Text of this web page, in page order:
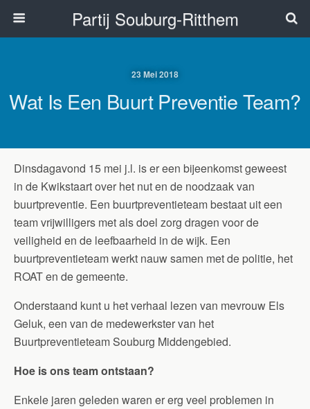
Partij Souburg-Ritthem
23 Mei 2018
Wat Is Een Buurt Preventie Team?
Dinsdagavond 15 mei j.l. is er een bijeenkomst geweest
in de Kwikstaart over het nut en de noodzaak van
buurtpreventie. Een buurtpreventieteam bestaat uit een
team vrijwilligers met als doel zorg dragen voor de
veiligheid en de leefbaarheid in de wijk. Een
buurtpreventieteam werkt nauw samen met de politie, het
ROAT en de gemeente.
Onderstaand kunt u het verhaal lezen van mevrouw Els
Geluk, een van de medewerkster van het
Buurtpreventieteam Souburg Middengebied.
Hoe is ons team ontstaan?
Enkele jaren geleden waren er erg veel problemen in